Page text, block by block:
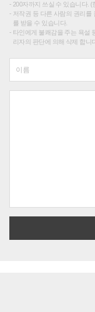
200자까지 쓰실 수 있습니다. (
저작권 등 다른 사람의 권리를
를 받을 수 있습니다.
타인에게 불쾌감을 주는 욕설
리자의 판단에 의해 삭제 합니